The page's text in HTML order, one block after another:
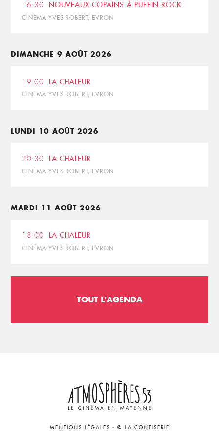
16:30 NOUVEAUX COPAINS À PUFFIN ROCK
CINÉMA YVES ROBERT, EVRON
DIMANCHE 9 AOÛT 2026
19:00 LA CHALEUR
CINÉMA YVES ROBERT, EVRON
LUNDI 10 AOÛT 2026
20:30 LA CHALEUR
CINÉMA YVES ROBERT, EVRON
MARDI 11 AOÛT 2026
18:00 LA CHALEUR
CINÉMA YVES ROBERT, EVRON
TOUT L'AGENDA
MENTIONS LÉGALES - © LA CONFISERIE